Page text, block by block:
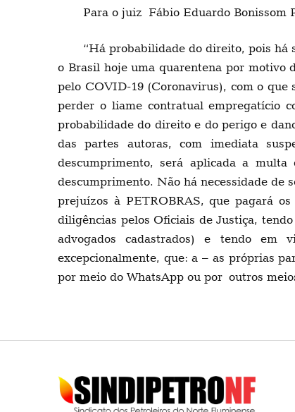
Para o juiz Fábio Eduardo Bonissom
“Há probabilidade do direito, pois há
o Brasil hoje uma quarentena por motivo
pelo COVID-19 (Coronavirus), com o que
perder o liame contratual empregatício
probabilidade do direito e do perigo e
das partes autoras, com imediata
descumprimento, será aplicada a
descumprimento. Não há necessidade de
prejuízos à PETROBRAS, que pagará
diligências pelos Oficiais de Justiça,
advogados cadastrados) e tendo em
excepcionalmente, que: a – as próprias
por meio do WhatsApp ou por outros